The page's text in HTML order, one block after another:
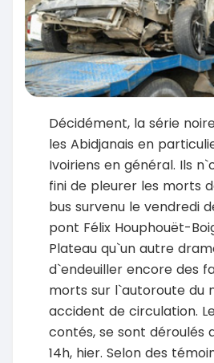
Décidément, la série
les Abidjanais en
Ivoiriens en général. Ils
fini de pleurer les morts
bus survenu le vendredi
pont Félix Houphouët-
Plateau qu`un autre
d`endeuiller encore des
morts sur l`autoroute du
accident de circulation.
contés, se sont déroulés
14h, hier. Selon des